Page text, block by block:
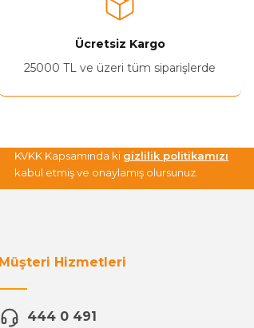
Ücretsiz Kargo
25000 TL ve üzeri tüm siparişlerde
KVKK Kapsamında ki gizlilik politikamızı
kabul etmiş ve onaylamış olursunuz.
Müşteri Hizmetleri
444 0 491